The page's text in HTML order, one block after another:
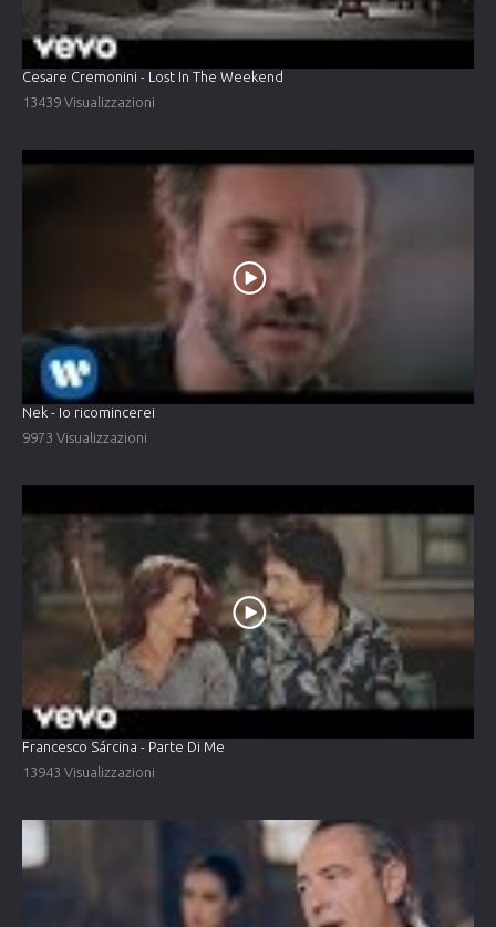
Cesare Cremonini - Lost In The Weekend
13439 Visualizzazioni
Nek - Io ricomincerei
9973 Visualizzazioni
Francesco Sárcina - Parte Di Me
13943 Visualizzazioni